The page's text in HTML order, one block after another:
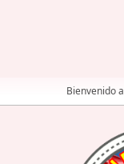
Bienvenido a